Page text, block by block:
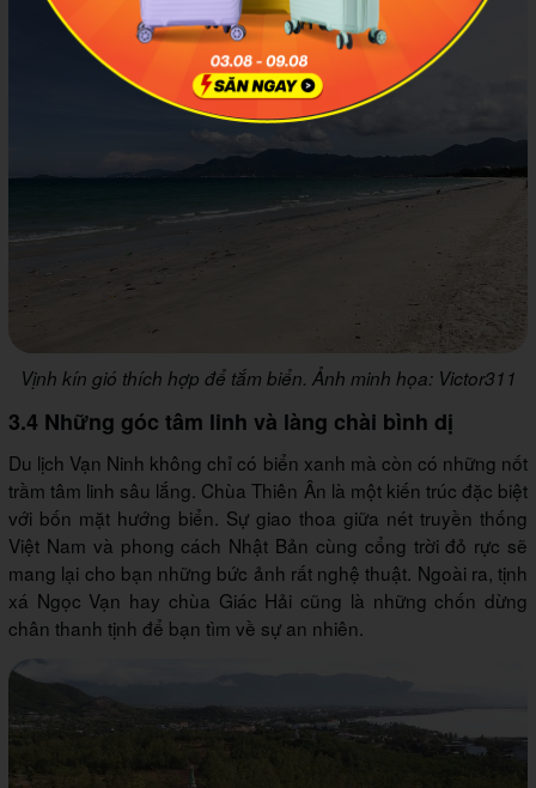
Vịnh kín gió thích hợp để tắm biển. Ảnh minh họa: Victor311
3.4 Những góc tâm linh và làng chài bình dị
Du lịch Vạn Ninh không chỉ có biển xanh mà còn có những nốt
trầm tâm linh sâu lắng. Chùa Thiên Ân là một kiến trúc đặc biệt
với bốn mặt hướng biển. Sự giao thoa giữa nét truyền thống
Việt Nam và phong cách Nhật Bản cùng cổng trời đỏ rực sẽ
mang lại cho bạn những bức ảnh rất nghệ thuật. Ngoài ra, tịnh
xá Ngọc Vạn hay chùa Giác Hải cũng là những chốn dừng
chân thanh tịnh để bạn tìm về sự an nhiên.